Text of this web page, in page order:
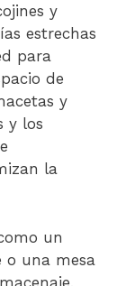
y
estrechas
para
de
y
y los
la
un
o una mesa